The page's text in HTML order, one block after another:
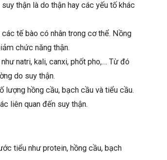
thận là do thận hay các yếu tố khác
tế bào có nhân trong cơ thể. Nồng
chức năng thận.
natri, kali, canxi, phốt pho,… Từ đó
do suy thận.
lượng hồng cầu, bạch cầu và tiểu cầu.
liên quan đến suy thận.
tiểu như protein, hồng cầu, bạch